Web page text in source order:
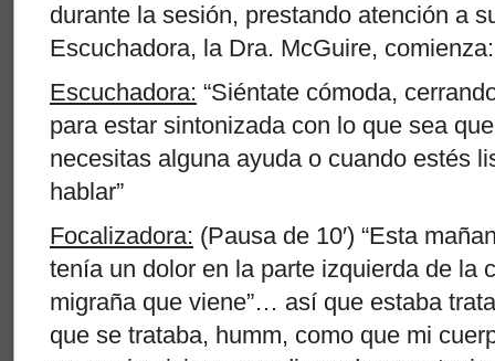
durante la sesión, prestando atención a
Escuchadora, la Dra. McGuire, comienza:
Escuchadora: “Siéntate cómoda,
para estar sintonizada con lo que sea
necesitas alguna ayuda o cuando estés
hablar”
Focalizadora: (Pausa de 10′) “Esta
tenía un dolor en la parte izquierda de la
migraña que viene”… así que estaba
que se trataba, humm, como que mi